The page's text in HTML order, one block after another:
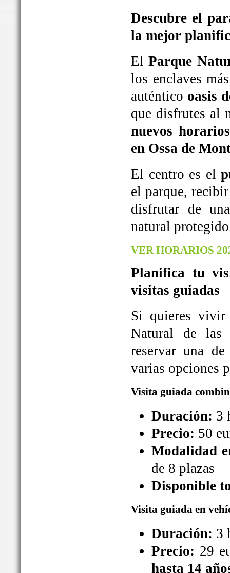
Descubre el
la mejor
ElParque
los enclaves
auténtico oasis
que disfrutes al
nuevos
en Ossa de
El centro es el
el parque,
disfrutar de
natural
VER HORARIOS
Planifica tu
visitas guiadas
Si quieres
Natural de las
reservar una
varias opciones
Visita guiada
Duración: 3
Precio: 50
Modalidad
de 8 plazas
Disponible
Visita guiada en
Duración: 3
Precio: 29
hasta 14